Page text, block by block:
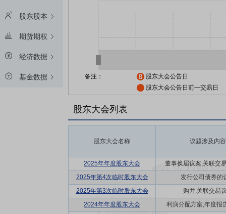
股东股本
期货期权
经济数据
基金数据 备注：
股东大会公告日
股东大会公告日前一交易日
股东大会列表
股东大会名称 议题涉及内容
2025年年度股东大会
董事换届议案,关联交
2025年第4次临时股东大会
发行公司债券的
2025年第3次临时股东大会
购并,关联交易
2024年年度股东大会
利润分配方案,年度报